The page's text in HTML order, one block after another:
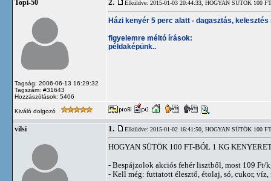
Topi-50
Tagság: 2006-06-13 16:29:32
Tagszám: #31643
Hozzászólások: 5406
2. Elküldve: 2015-01-03 20:44:33, HOGYAN SÜTÖK 100
Házi kenyér 5 perc alatt - dagasztás, kelesztés
figyelemre méltó írások:
példaképünk..
Kiváló dolgozó
vilsi 1. Elküldve: 2015-01-02 16:41:50, HOGYAN SÜTÖK 100
HOGYAN SÜTÖK 100 FT-BÓL 1 KG
- Bespájzolok akciós fehér lisztből, most 109
- Kell még: futtatott élesztő, étolaj, só, cukor,